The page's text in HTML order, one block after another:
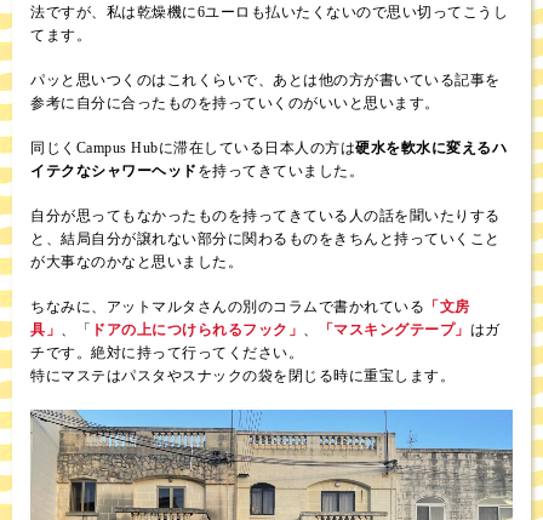
法ですが、私は乾燥機に6ユーロも払いたくないので思い切ってこうし
てます。
パッと思いつくのはこれくらいで、あとは他の方が書いている記事を
参考に自分に合ったものを持っていくのがいいと思います。
同じくCampus Hubに滞在している日本人の方は硬水を軟水に変えるハ
イテクなシャワーヘッド を持ってきていました。
自分が思ってもなかったものを持ってきている人の話を聞いたりする
と、結局自分が譲れない部分に関わるものをきちんと持っていくこと
が大事なのかなと思いました。
ちなみに、アットマルタさんの別のコラムで書かれている 「文房
具」 、「 ドアの上につけられるフック」 、 「マスキングテープ」 はガ
チです。絶対に持って行ってください。
特にマステはパスタやスナックの袋を閉じる時に重宝します。